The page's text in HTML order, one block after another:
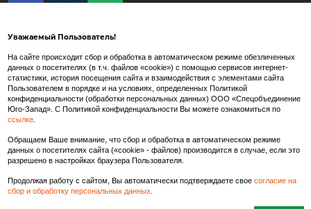
Внимание! Любые изображения на сайте www.spets.ru носят художественный
характер и не являются рекламными изображениями продаваемых товаров. Внешний
вид товара может отличаться от представленных на сайте изображений.
Производитель так же в праве вносить изменения в состав тканей, конструкцию и
характеристик качества/безопасности товаров.
Уважаемый Пользователь!
На сайте происходит сбор и обработка в автоматическом режиме обезличенных
данных о посетителях (в т.ч. файлов «cookie») с помощью сервисов интернет-
статистики, история посещения сайта и взаимодействия с элементами сайта
Пользователем в порядке и на условиях, определенных Политикой
конфиденциальности (обработки персональных данных) ООО «Спецобъединение
Юго-Запад». С Политикой конфиденциальности Вы можете ознакомиться по
ссылке.
Обращаем Ваше внимание, что сбор и обработка в автоматическом режиме
данных о посетителях сайта («cookie» - файлов) производится в случае, если это
разрешено в настройках браузера Пользователя.
Продолжая работу с сайтом, Вы автоматически подтверждаете свое согласие на
сбор и обработку персональных данных